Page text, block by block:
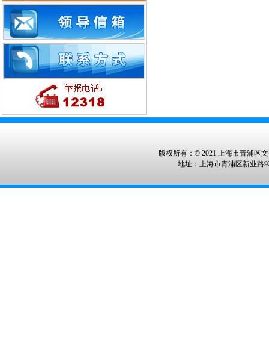
版权所有：© 2021 上海市青浦区文
地址：上海市青浦区新业路